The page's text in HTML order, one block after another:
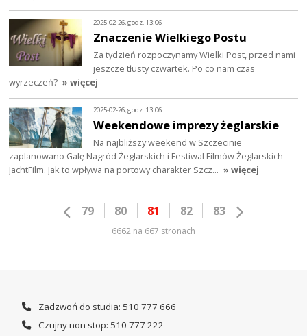
2025-02-26, godz. 13:06
Znaczenie Wielkiego Postu
Za tydzień rozpoczynamy Wielki Post, przed nami
jeszcze tłusty czwartek. Po co nam czas
wyrzeczeń? » więcej
2025-02-26, godz. 13:06
Weekendowe imprezy żeglarskie
Na najbliższy weekend w Szczecinie
zaplanowano Galę Nagród Żeglarskich i Festiwal Filmów Żeglarskich
JachtFilm. Jak to wpływa na portowy charakter Szcz… » więcej
79 80 81 82 83
6662 na 667 stronach
Zadzwoń do studia: 510 777 666
Czujny non stop: 510 777 222